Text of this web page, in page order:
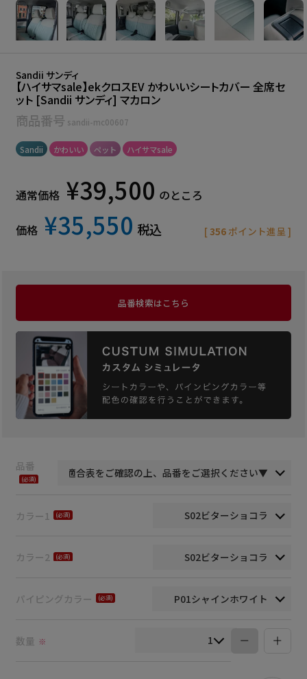
Sandii サンディ
【ハイサマsale】ekクロスEV かわいいシートカバー 全席セ
ット [Sandii サンディ] マカロン
商品番号 sandii-mc00607
Sandii かわいい ペット ハイサマsale
通常価格 ¥39,500 のところ
価格 ¥35,550 税込 [356 ポイント進呈 ]
品番検索はこちら
品番
カラー1
カラー2
パイピングカラー
数量 ※